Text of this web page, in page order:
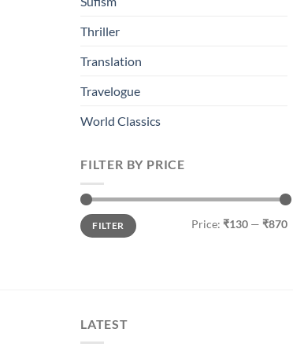
Thriller
Translation
Travelogue
World Classics
FILTER BY PRICE
Min
price
Max
priceFILTER Price: ₹130— ₹870
LATEST